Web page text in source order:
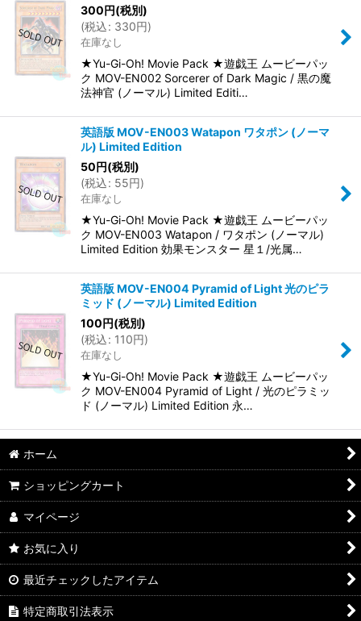
300円(税別)
(税込: 330円)
在庫なし
★Yu-Gi-Oh! Movie Pack ★遊戯王 ムービーパッ
ク MOV-EN002 Sorcerer of Dark Magic / 黒の魔
法神官 (ノーマル) Limited Editi…
英語版 MOV-EN003 Watapon ワタポン (ノーマ
ル) Limited Edition
50円(税別)
(税込: 55円)
在庫なし
★Yu-Gi-Oh! Movie Pack ★遊戯王 ムービーパッ
ク MOV-EN003 Watapon / ワタポン (ノーマル)
Limited Edition 効果モンスター 星１/光属…
英語版 MOV-EN004 Pyramid of Light 光のピラ
ミッド (ノーマル) Limited Edition
100円(税別)
(税込: 110円)
在庫なし
★Yu-Gi-Oh! Movie Pack ★遊戯王 ムービーパッ
ク MOV-EN004 Pyramid of Light / 光のピラミッ
ド (ノーマル) Limited Edition 永…
ホーム
ショッピングカート
マイページ
お気に入り
最近チェックしたアイテム
特定商取引法表示